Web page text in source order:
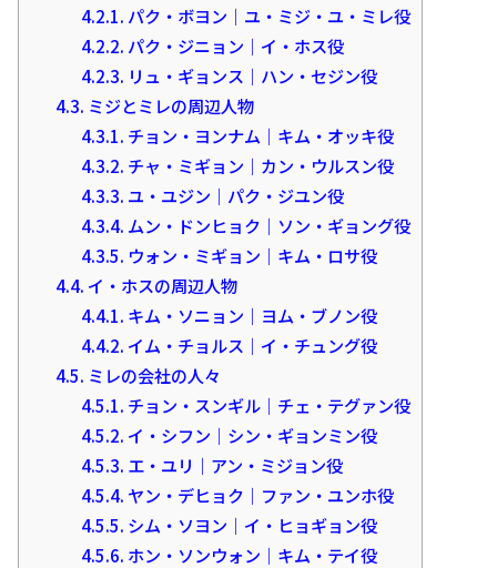
4.2.1. パク・ボヨン｜ユ・ミジ・ユ・ミレ役
4.2.2. パク・ジニョン｜イ・ホス役
4.2.3. リュ・ギョンス｜ハン・セジン役
4.3. ミジとミレの周辺人物
4.3.1. チョン・ヨンナム｜キム・オッキ役
4.3.2. チャ・ミギョン｜カン・ウルスン役
4.3.3. ユ・ユジン｜パク・ジユン役
4.3.4. ムン・ドンヒョク｜ソン・ギョング役
4.3.5. ウォン・ミギョン｜キム・ロサ役
4.4. イ・ホスの周辺人物
4.4.1. キム・ソニョン｜ヨム・ブノン役
4.4.2. イム・チョルス｜イ・チュング役
4.5. ミレの会社の人々
4.5.1. チョン・スンギル｜チェ・テグァン役
4.5.2. イ・シフン｜シン・ギョンミン役
4.5.3. エ・ユリ｜アン・ミジョン役
4.5.4. ヤン・デヒョク｜ファン・ユンホ役
4.5.5. シム・ソヨン｜イ・ヒョギョン役
4.5.6. ホン・ソンウォン｜キム・テイ役